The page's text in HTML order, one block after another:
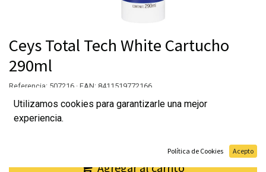
Ceys Total Tech White Cartucho
290ml
Referencia: 507216 · EAN: 8411519772166
9,15€
Agregar al carrito
Utilizamos cookies para garantizarle una mejor
experiencia.
Política de Cookies Acepto